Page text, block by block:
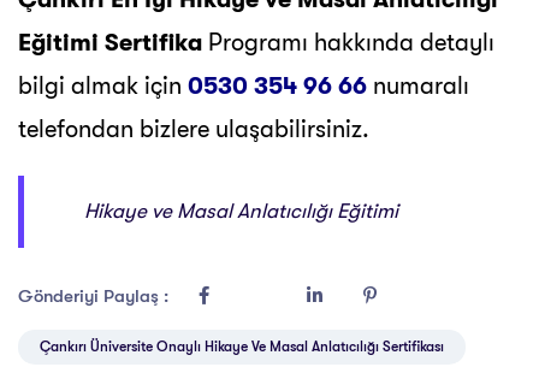
Eğitimi Sertifika Programı hakkında detaylı
bilgi almak için 0530 354 96 66 numaralı
telefondan bizlere ulaşabilirsiniz.
Hikaye ve Masal Anlatıcılığı Eğitimi
Gönderiyi Paylaş :
Çankırı Üniversite Onaylı Hikaye Ve Masal Anlatıcılığı Sertifikası